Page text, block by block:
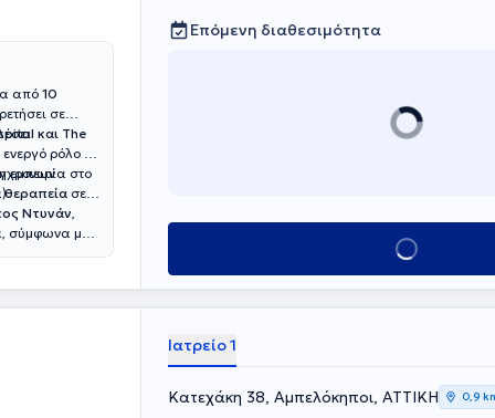
ωοθηκών
στο
σε
σε
πολλών
στην
και
στην
από 10
σε
και The
ενεργό ρόλο σε
εμπειρία στο
θεραπεία σε
Ντυνάν,
σύμφωνα με
Επόμενη διαθεσιμότητα
Κλείσε ραντεβού
Ιατρείο 1
Κατεχάκη 38, Αμπελόκηποι, ΑΤΤΙΚΗ 0,9